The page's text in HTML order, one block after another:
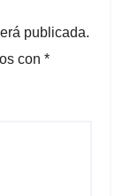
publicada.
con *